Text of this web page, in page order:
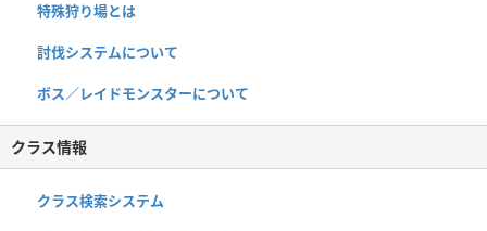
特殊狩り場とは
討伐システムについて
ボス／レイドモンスターについて
クラス情報
クラス検索システム